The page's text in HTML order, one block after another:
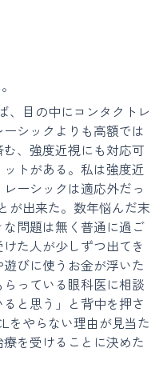
、目の中にコンタクトレ
シックよりも高額では
、強度近視にも対応可
トがある。私は強度近
ーシックは適応外だっ
が出来た。数年悩んだ末
問題は無く普通に過ご
た人が少しずつ出てき
びに使うお金が浮いた
っている眼科医に相談
と思う」と背中を押さ
をやらない理由が見当た
を受けることに決めた